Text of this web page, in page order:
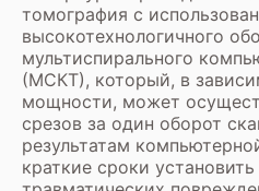
томография с
высокотехнологичного
мультиспирального
(МСКТ), который, в
мощности, может
срезов за один оборот
результатам
краткие сроки